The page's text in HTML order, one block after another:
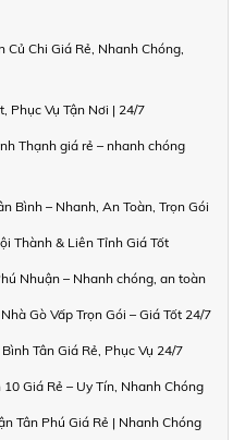
Củ Chi Giá Rẻ, Nhanh Chóng,
Phục Vụ Tận Nơi | 24/7
Thạnh giá rẻ – nhanh chóng
Bình – Nhanh, An Toàn, Trọn Gói
Thành & Liên Tỉnh Giá Tốt
Nhuận – Nhanh chóng, an toàn
Gò Vấp Trọn Gói – Giá Tốt 24/7
Tân Giá Rẻ, Phục Vụ 24/7
Giá Rẻ – Uy Tín, Nhanh Chóng
Tân Phú Giá Rẻ | Nhanh Chóng